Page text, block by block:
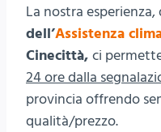
La nostra
dell’Assistenza
Cinecittà, ci
24 ore dalla
provincia offrendo
qualità/prezzo.